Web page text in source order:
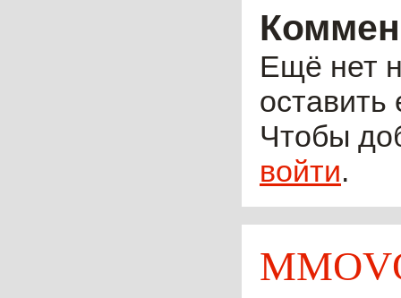
Ещё нет
оставить
Чтобы
войти.